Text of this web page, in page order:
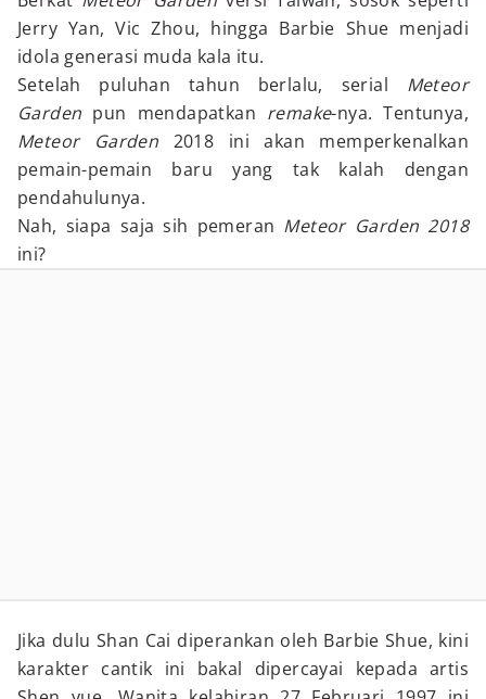
Jerry Yan, Vic Zhou, hingga Barbie Shue menjadi
idola generasi muda kala itu.
Setelah puluhan tahun berlalu, serial Meteor
Garden pun mendapatkan remake-nya. Tentunya,
Meteor Garden 2018 ini akan memperkenalkan
pemain-pemain baru yang tak kalah dengan
pendahulunya.
Nah, siapa saja sih pemeran Meteor Garden 2018
ini?
Jika dulu Shan Cai diperankan oleh Barbie Shue, kini
karakter cantik ini bakal dipercayai kepada artis